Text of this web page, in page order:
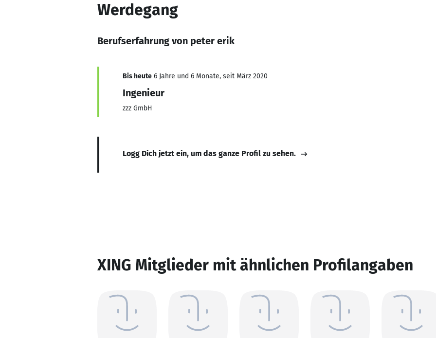
Werdegang
Berufserfahrung von peter erik
Bis heute 6 Jahre und 6 Monate, seit März 2020
Ingenieur
zzz GmbH
Logg Dich jetzt ein, um das ganze Profil zu sehen.
XING Mitglieder mit ähnlichen Profilangaben